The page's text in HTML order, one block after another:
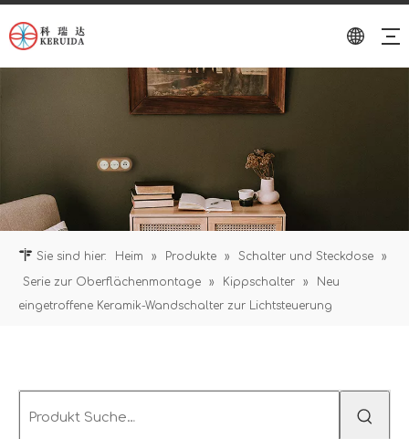
Sie sind hier: Heim » Produkte » Schalter und Steckdose
»
Serie zur Oberflächenmontage
» Kippschalter »
Neu
eingetroffene Keramik-Wandschalter zur Lichtsteuerung